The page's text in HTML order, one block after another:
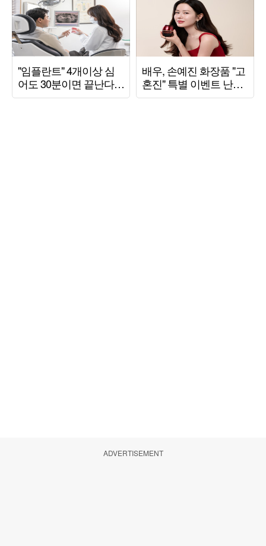
ADVERTISEMENT